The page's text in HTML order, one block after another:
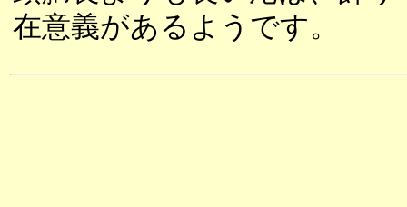
在意義があるようです。